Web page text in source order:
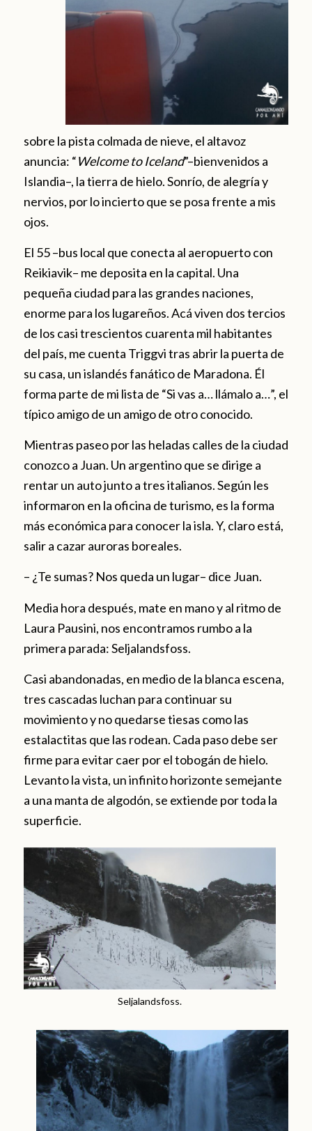
sobre la pista colmada de nieve, el altavoz
anuncia: “Welcome to Iceland”–bienvenidos a
Islandia–, la tierra de hielo. Sonrío, de alegría y
nervios, por lo incierto que se posa frente a mis
ojos.
El 55 –bus local que conecta al aeropuerto con
Reikiavik– me deposita en la capital. Una
pequeña ciudad para las grandes naciones,
enorme para los lugareños. Acá viven dos tercios
de los casi trescientos cuarenta mil habitantes
del país, me cuenta Triggvi tras abrir la puerta de
su casa, un islandés fanático de Maradona. Él
forma parte de mi lista de “Si vas a… llámalo a…”, el
típico amigo de un amigo de otro conocido.
Mientras paseo por las heladas calles de la ciudad
conozco a Juan. Un argentino que se dirige a
rentar un auto junto a tres italianos. Según les
informaron en la oficina de turismo, es la forma
más económica para conocer la isla. Y, claro está,
salir a cazar auroras boreales.
– ¿Te sumas? Nos queda un lugar– dice Juan.
Media hora después, mate en mano y al ritmo de
Laura Pausini, nos encontramos rumbo a la
primera parada: Seljalandsfoss.
Casi abandonadas, en medio de la blanca escena,
tres cascadas luchan para continuar su
movimiento y no quedarse tiesas como las
estalactitas que las rodean. Cada paso debe ser
firme para evitar caer por el tobogán de hielo.
Levanto la vista, un infinito horizonte semejante
a una manta de algodón, se extiende por toda la
superficie.
Seljalandsfoss.